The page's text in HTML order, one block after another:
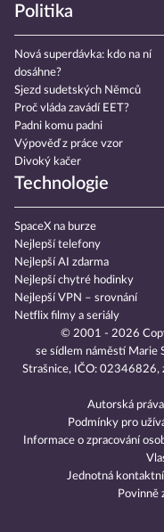
Politika
Nová superdávka: kdo na ní
dosáhne?
Sjezd sudetských Němců
Proč vláda zavádí EET?
Padni komu padni
Výpověď z práce vzor
Divoký kačer
Technologie
SpaceX na burze
Nejlepší telefony
Nejlepší AI zdarma
Nejlepší chytré hodinky
Nejlepší VPN – srovnání
Netflix filmy a seriály
© 2001 - 2026
se sídlem náměstí
Strašnice, IČO: 02346826,
Autorská
Podmínky pro
Informace o zpracování
Jednotná
Povinně